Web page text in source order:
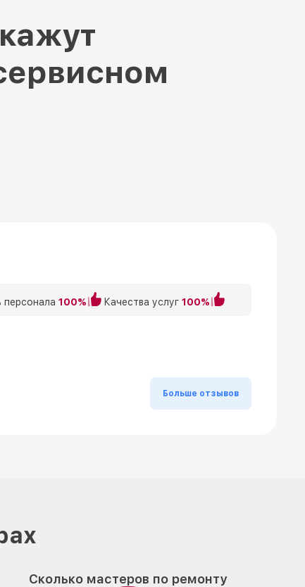
персонала 100% Качества услуг 100%
Больше отзывов
Сколько мастеров по ремонту